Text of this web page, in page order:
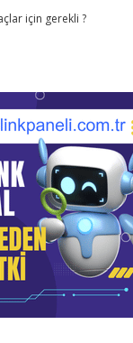
için gerekli ?